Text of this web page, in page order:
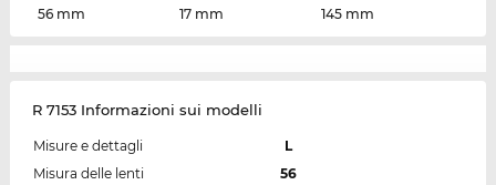
56 mm
17 mm
145 mm
R 7153 Informazioni sui modelli
Misure e dettagli
L
Misura delle lenti
56